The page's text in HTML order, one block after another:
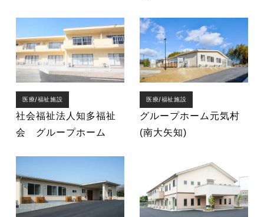
医療/福祉施設
社会福祉法人知多福祉
会 グループホーム
医療/福祉施設
グループホーム元気村
(南大矢知)